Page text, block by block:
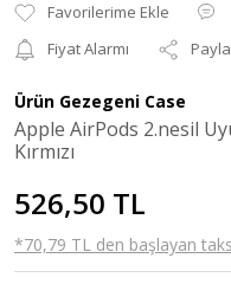
Fiyat Alarmı
Ürün Gezegeni Case
Apple AirPods 2.nesil
Kırmızı
526,50 TL
*70,79 TL den başlayan